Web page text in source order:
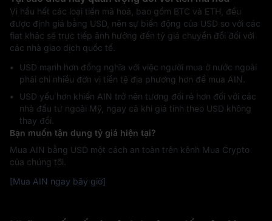
Vì hầu hết các loại tiền mã hoá, bao gồm BTC và ETH, đều
được định giá bằng USD, nên sự biến động của USD so với các
fiat khác sẽ trực tiếp ảnh hưởng đến tỷ giá chuyển đổi đối với
các nhà giao dịch quốc tế.
USD mạnh hơn đồng nghĩa với việc người mua ở nước ngoài
phải chi nhiều đơn vị tiền tệ địa phương hơn để mua AIN.
USD yếu hơn khiến AIN trở nên tương đối rẻ hơn đối với các
nhà đầu tư ngoài Mỹ, ngay cả khi giá tính theo USD không
thay đổi.
Bạn muốn tận dụng tỷ giá hiện tại?
Mua AIN bằng USD một cách an toàn trên kênh Mua Crypto
của chúng tôi.
[Mua AIN ngay bây giờ]